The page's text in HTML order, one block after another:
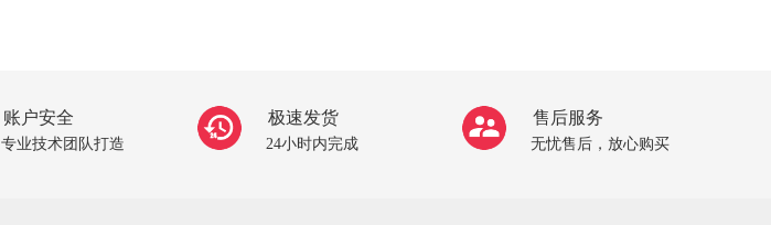
账户安全
专业技术团队打造
极速发货
24小时内完成
售后服务
无忧售后，放心购买